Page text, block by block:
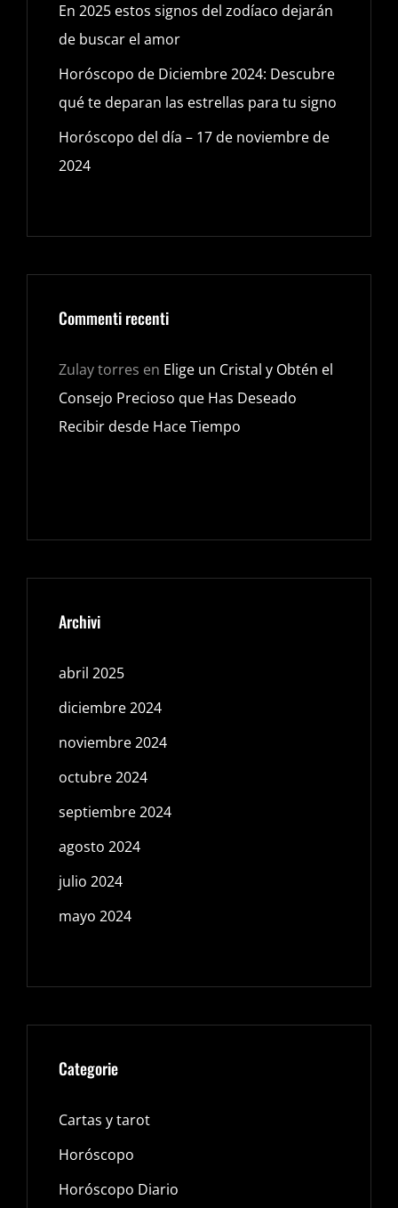
En 2025 estos signos del zodíaco dejarán
de buscar el amor
Horóscopo de Diciembre 2024: Descubre
qué te deparan las estrellas para tu signo
Horóscopo del día – 17 de noviembre de
2024
Commenti recenti
Zulay torres en Elige un Cristal y Obtén el
Consejo Precioso que Has Deseado
Recibir desde Hace Tiempo
Archivi
abril 2025
diciembre 2024
noviembre 2024
octubre 2024
septiembre 2024
agosto 2024
julio 2024
mayo 2024
Categorie
Cartas y tarot
Horóscopo
Horóscopo Diario